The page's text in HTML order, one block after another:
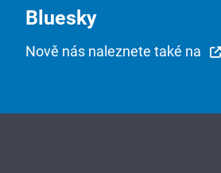
Bluesky
Nově nás naleznete také na